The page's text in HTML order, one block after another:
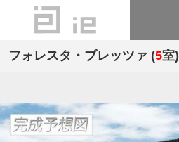
フォレスタ・ブレッツァ (5室)